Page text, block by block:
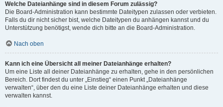
Welche Dateianhänge sind in diesem Forum zulässig?
Die Board-Administration kann bestimmte Dateitypen zulassen oder verbieten.
Falls du dir nicht sicher bist, welche Dateitypen du anhängen kannst und du
Unterstützung benötigst, wende dich bitte an die Board-Administration.
Nach oben
Kann ich eine Übersicht all meiner Dateianhänge erhalten?
Um eine Liste all deiner Dateianhänge zu erhalten, gehe in den persönlichen
Bereich. Dort findest du unter „Einstieg“ einen Punkt „Dateianhänge
verwalten“, über den du eine Liste deiner Dateianhänge erhalten und diese
verwalten kannst.